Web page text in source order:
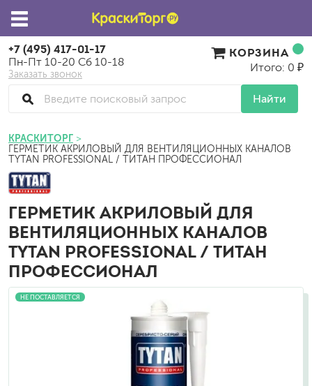
+7 (495) 417-01-17
Пн-Пт 10-20 Сб 10-18
Заказать звонок
Найти
КОРЗИНА
Итого: 0 ₽
КРАСКИТОРГ
ГЕРМЕТИК АКРИЛОВЫЙ ДЛЯ ВЕНТИЛЯЦИОННЫХ КАНАЛОВ
TYTAN PROFESSIONAL / ТИТАН ПРОФЕССИОНАЛ
ГЕРМЕТИК АКРИЛОВЫЙ ДЛЯ
ВЕНТИЛЯЦИОННЫХ КАНАЛОВ
TYTAN PROFESSIONAL / ТИТАН
ПРОФЕССИОНАЛ
НЕ ПОСТАВЛЯЕТСЯ